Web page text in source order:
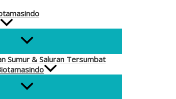
Sumur & Saluran Tersumbat